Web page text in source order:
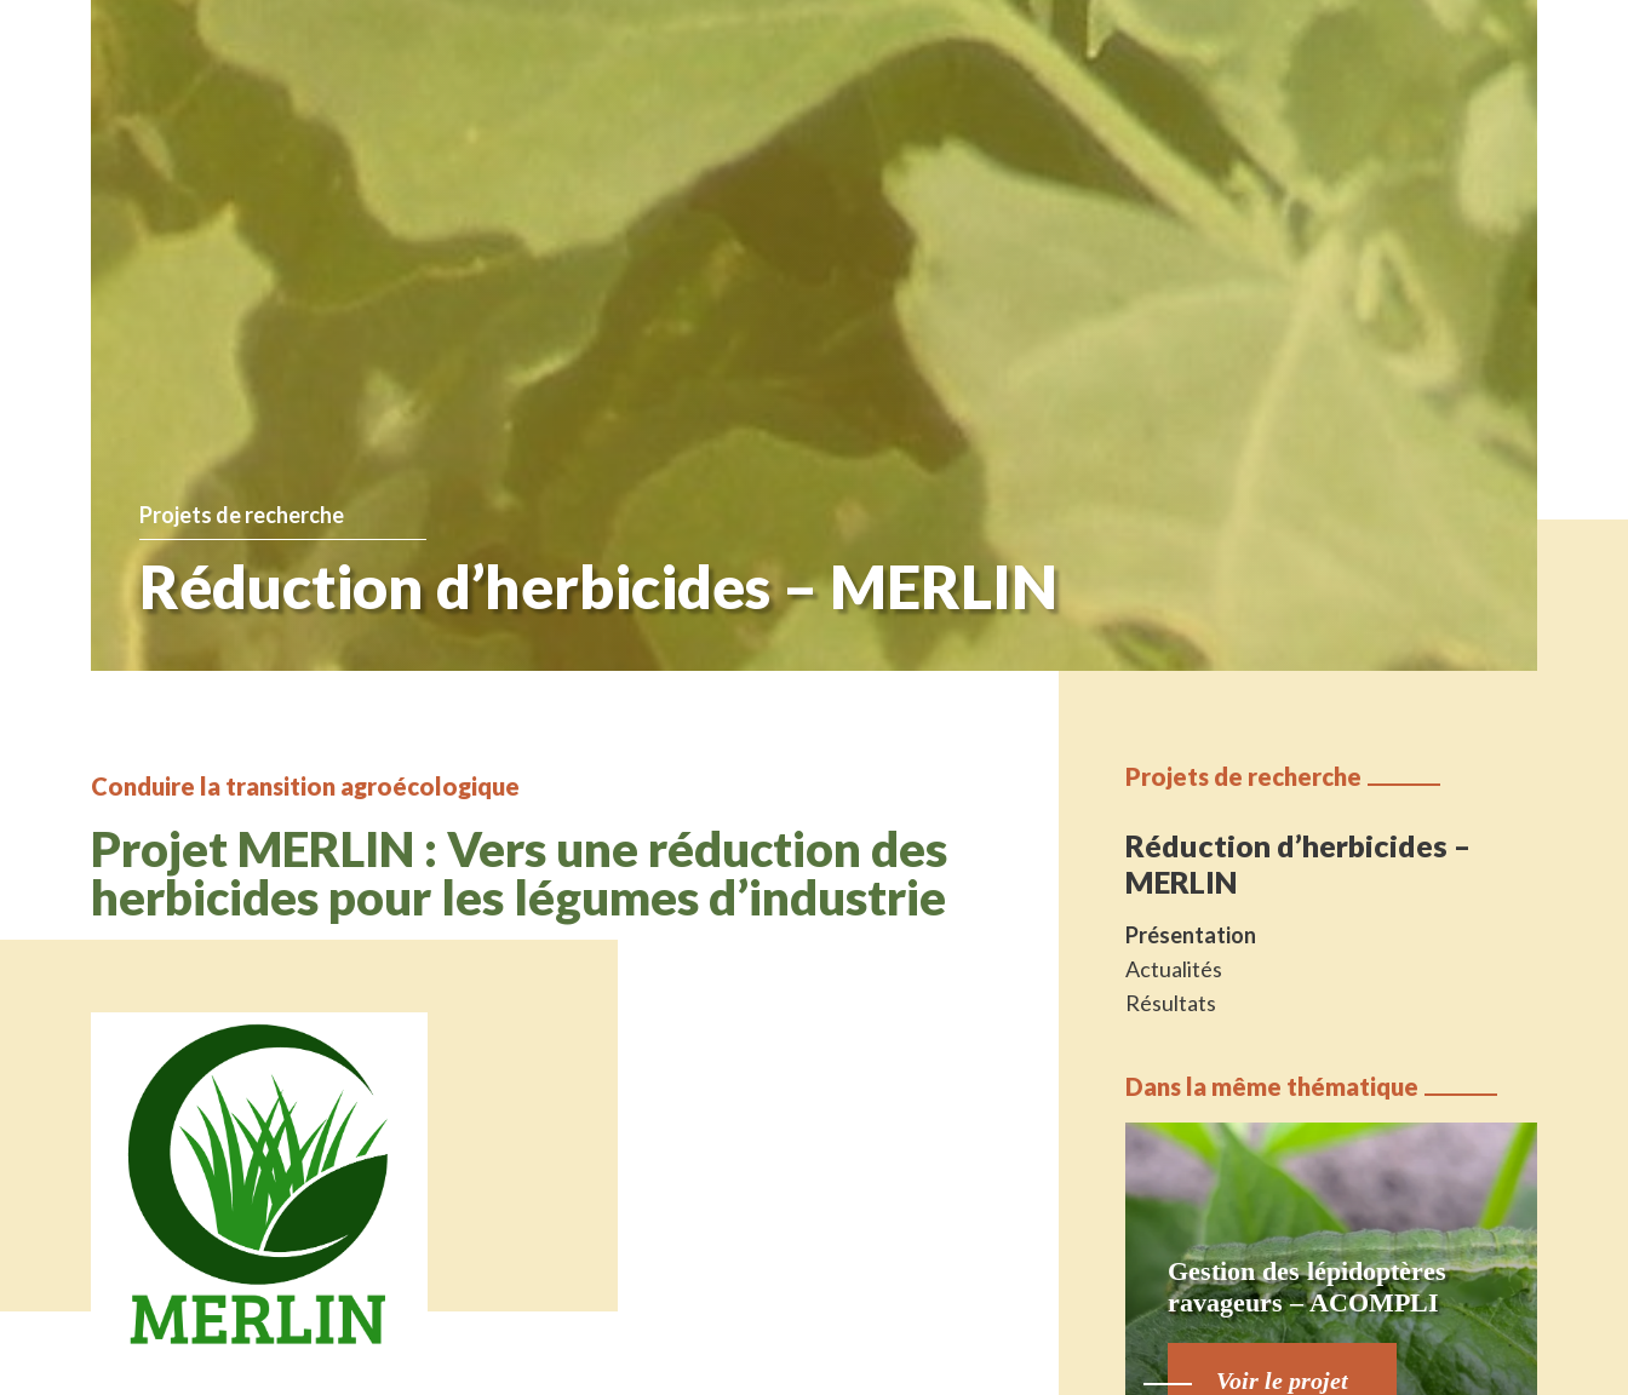
Projets de recherche
Réduction d’herbicides – MERLIN
Conduire la transition agroécologique
Projet MERLIN : Vers une réduction des
herbicides pour les légumes d’industrie
Projets de recherche
Réduction d’herbicides –
MERLIN
Présentation
Actualités
Résultats
Dans la même thématique
Gestion des lépidoptères
ravageurs – ACOMPLI
Voir le projet